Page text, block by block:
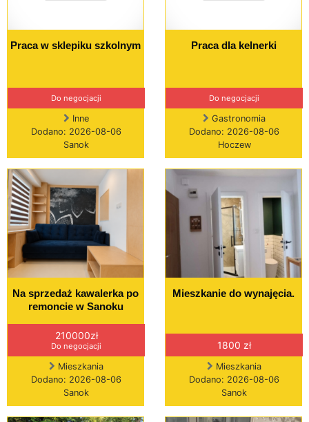
Praca w sklepiku szkolnym
Do negocjacji
Inne
Dodano: 2026-08-06
Sanok
Praca dla kelnerki
Do negocjacji
Gastronomia
Dodano: 2026-08-06
Hoczew
Na sprzedaż kawalerka po
remoncie w Sanoku
210000zł
Do negocjacji
Mieszkania
Dodano: 2026-08-06
Sanok
Mieszkanie do wynajęcia.
1800 zł
Mieszkania
Dodano: 2026-08-06
Sanok